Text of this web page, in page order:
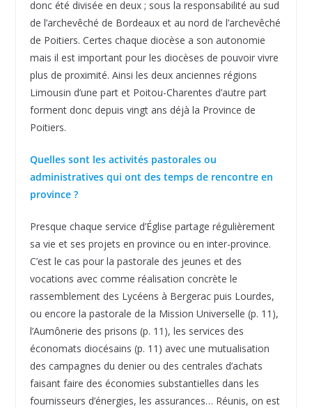
donc été divisée en deux ; sous la responsabilité au sud
de l’archevêché de Bordeaux et au nord de l’archevêché
de Poitiers. Certes chaque diocèse a son autonomie
mais il est important pour les diocèses de pouvoir vivre
plus de proximité. Ainsi les deux anciennes régions
Limousin d’une part et Poitou-Charentes d’autre part
forment donc depuis vingt ans déjà la Province de
Poitiers.
Quelles sont les activités pastorales ou
administratives qui ont des temps de rencontre en
province ?
Presque chaque service d’Église partage régulièrement
sa vie et ses projets en province ou en inter-province.
C’est le cas pour la pastorale des jeunes et des
vocations avec comme réalisation concrète le
rassemblement des Lycéens à Bergerac puis Lourdes,
ou encore la pastorale de la Mission Universelle (p. 11),
l’Aumônerie des prisons (p. 11), les services des
économats diocésains (p. 11) avec une mutualisation
des campagnes du denier ou des centrales d’achats
faisant faire des économies substantielles dans les
fournisseurs d’énergies, les assurances… Réunis, on est